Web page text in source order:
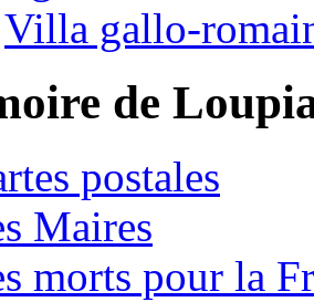
Villa gallo-
de
postales
Maires
morts pour la